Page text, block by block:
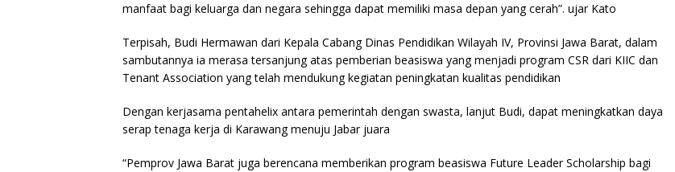
manfaat bagi keluarga dan negara sehingga dapat memiliki masa depan yang cerah”. ujar Kato
Terpisah, Budi Hermawan dari Kepala Cabang Dinas Pendidikan Wilayah IV, Provinsi Jawa Barat, dalam
sambutannya ia merasa tersanjung atas pemberian beasiswa yang menjadi program CSR dari KIIC dan
Tenant Association yang telah mendukung kegiatan peningkatan kualitas pendidikan
Dengan kerjasama pentahelix antara pemerintah dengan swasta, lanjut Budi, dapat meningkatkan daya
serap tenaga kerja di Karawang menuju Jabar juara
“Pemprov Jawa Barat juga berencana memberikan program beasiswa Future Leader Scholarship bagi